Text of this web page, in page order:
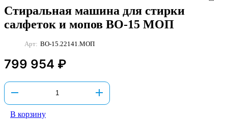
Стиральная машина для стирки
салфеток и мопов ВО-15 МОП
Арт: ВО-15.22141.МОП
799 954 ₽
В корзину